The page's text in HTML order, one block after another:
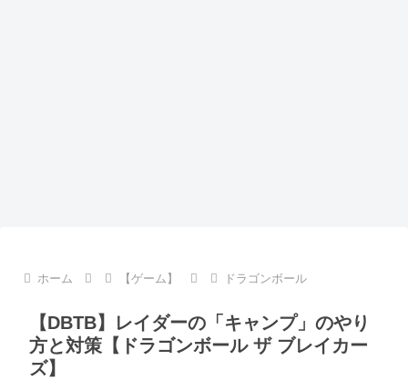
ホーム 【ゲーム】 ドラゴンボール
【DBTB】レイダーの「キャンプ」のやり
方と対策【ドラゴンボール ザ ブレイカー
ズ】